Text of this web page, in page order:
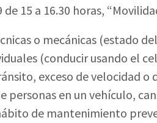
15 a 16.30 horas,
o mecánicas (estado
(conducir usando el
exceso de velocidad o
personas en un vehículo,
de mantenimiento